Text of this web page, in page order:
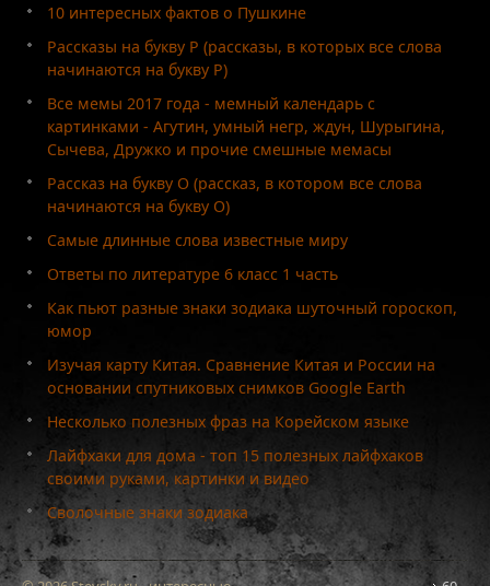
10 интересных фактов о Пушкине
Рассказы на букву Р (рассказы, в которых все слова
начинаются на букву Р)
Все мемы 2017 года - мемный календарь с
картинками - Агутин, умный негр, ждун, Шурыгина,
Сычева, Дружко и прочие смешные мемасы
Рассказ на букву О (рассказ, в котором все слова
начинаются на букву О)
Самые длинные слова известные миру
Ответы по литературе 6 класс 1 часть
Как пьют разные знаки зодиака шуточный гороскоп,
юмор
Изучая карту Китая. Сравнение Китая и России на
основании спутниковых снимков Google Earth
Несколько полезных фраз на Корейском языке
Лайфхаки для дома - топ 15 полезных лайфхаков
своими руками, картинки и видео
Сволочные знаки зодиака